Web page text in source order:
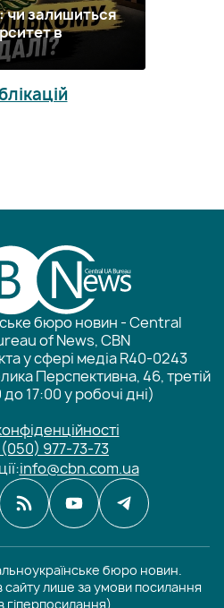
чи залишиться
в
бюро новин - Central
of News, CBN
у сфері медіа R40-0243
Перспективна, 46, третій
17:00 у робочі дні)
977-73-73
info@cbn.com.ua
бюро новин.
сайту лише за умови посилання
гіперпосилання)